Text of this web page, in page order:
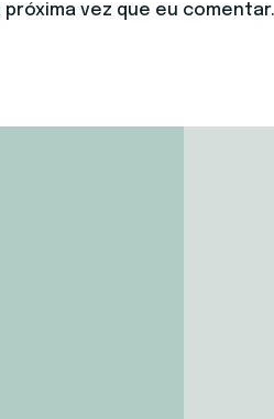
vez que eu comentar.